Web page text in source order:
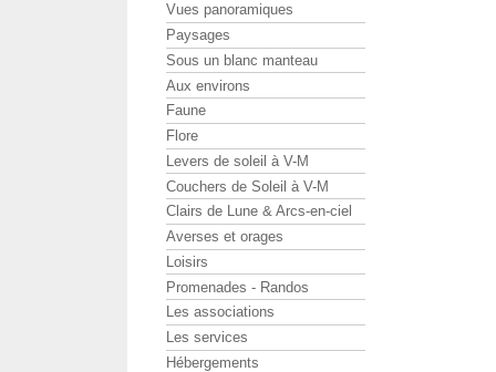
Vues panoramiques
Paysages
Sous un blanc manteau
Aux environs
Faune
Flore
Levers de soleil à V-M
Couchers de Soleil à V-M
Clairs de Lune & Arcs-en-ciel
Averses et orages
Loisirs
Promenades - Randos
Les associations
Les services
Hébergements